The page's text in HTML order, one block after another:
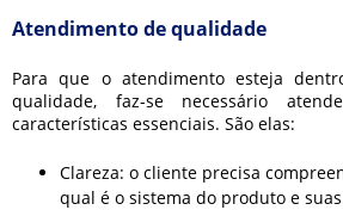
Atendimento de qualidade
Para que o atendimento esteja
qualidade, faz-se necessário
características essenciais. São elas:
Clareza: o cliente precisa
qual é o sistema do produto e